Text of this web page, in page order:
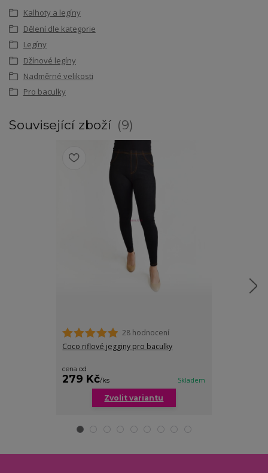
Kalhoty a legíny
Dělení dle kategorie
Legíny
Džínové legíny
Nadměrné velikosti
Pro baculky
Související zboží 9
28 hodnocení
Coco riflové jegginy pro baculky
cena od
279 Kč/ks Skladem
Zvolit variantu